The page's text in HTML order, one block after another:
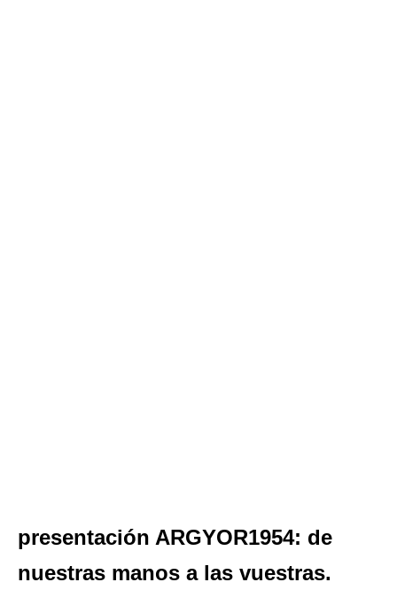
presentación ARGYOR1954: de
nuestras manos a las vuestras.